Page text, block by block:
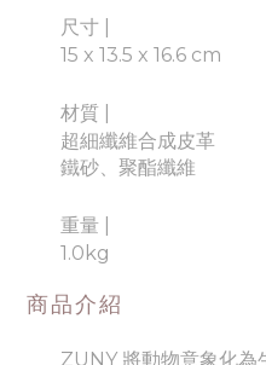
尺寸 |
15 x 13.5 x 16.6 cm
材質
超細纖維合成皮革
鐵砂、 聚酯纖維
重量
1.0kg
商品介紹
ZUNY 將動物意象化為